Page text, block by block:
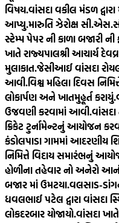
વિષય.વાંસદા વકીલ મંડળ
આપ્યુ.મારુતિ ઝેરોક્ષ
સ્ટેમ્પ પેપર ની કાળા બજારી ની
ખાતે રાજ્યપાલશ્રી આચાર્ય
મુલાકાત.જેસીઆઈ વાંસદા રોયલ
આવી.વિશ્વ મહિલા દિવસ
લોકાર્પણ અને ખાતમુહૂર્ત કરાયું.
ઉજવણી કરવામાં આવી.
ક્રિકેટ ટુર્નામેન્ટનું આયોજન
કંડોલપાડા ગામમાં આદરણીય
નિમિત્તે વિદાય સમારંભનું
હોળીના તહેવાર નો અનેરો
બજાર માં ઉમટયા.વલસાડ-
ધવલભાઈ પટેલ દ્વારા વાંસદા
લોકદરબાર યોજાયો.વાંસદા